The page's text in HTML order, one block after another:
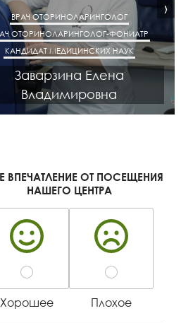
ВРАЧ ОТОРИНОЛАРИНГОЛОГ
ОТОРИНОЛАРИНГОЛОГ-ФОНИАТР
КАНДИДАТ МЕДИЦИНСКИХ НАУК
Заварзина Елена
Владимировна
›
ВПЕЧАТЛЕНИЕ ОТ ПОСЕЩЕНИЯ
НАШЕГО ЦЕНТРА
Хорошее Плохое